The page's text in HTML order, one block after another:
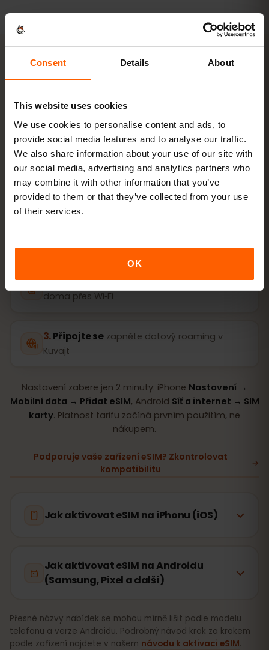
Consent Details About
This website uses cookies
We use cookies to personalise content and ads, to
provide social media features and to analyse our traffic.
We also share information about your use of our site with
our social media, advertising and analytics partners who
may combine it with other information that you’ve
provided to them or that they’ve collected from your use
of their services.
OK
AKTIVACE
Aktivujte eSIM pro Kuvajt
ve3 krocích
Hotovo během pár minut — bez fyzické SIM karty.
Kupte si tarif QR kód ihned e‑mailem
Nainstalujte eSIM naskenujte QR kód
doma přes Wi‑Fi
Připojte se zapněte datový roaming v
Kuvajt
Nastavení zabere jen 2 minuty: iPhone Nastavení →
Mobilní data → Přidat eSIM, Android Síť a internet → SIM
karty. Platnost tarifu začíná prvním použitím, ne
nákupem.
Podporuje vaše zařízení eSIM? Zkontrolovat
kompatibilitu
Jak aktivovat eSIM na iPhonu (iOS)
Jak aktivovat eSIM na Androidu
(Samsung, Pixel a další)
Přesné názvy nabídek se mohou mírně lišit podle modelu
telefonu a verze Androidu. Podrobný návod krok za krokem
podle zařízení najdete v našem návodu k aktivaci eSIM.